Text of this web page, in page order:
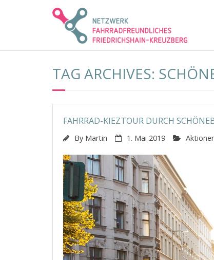
TAG ARCHIVES:
FAHRRAD-KIEZTOUR DURCH
By Martin 1. Mai 2019